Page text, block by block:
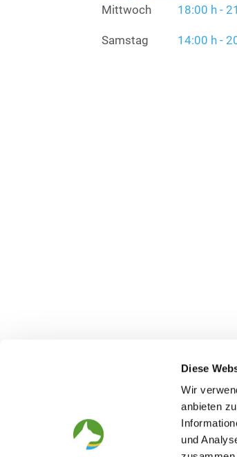
Diese
Wir
anbieten
und
Mittwoch 18:00 h -
Samstag 14:00 h -
Der Deutsche
Zucht und Aufzucht